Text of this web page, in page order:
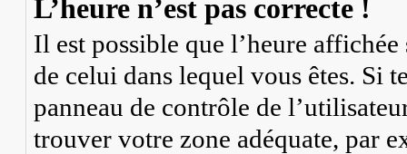
L’heure n’est pas correcte !
Il est possible que l’heure
de celui dans lequel vous êtes. Si
panneau de contrôle de
trouver votre zone adéquate, par